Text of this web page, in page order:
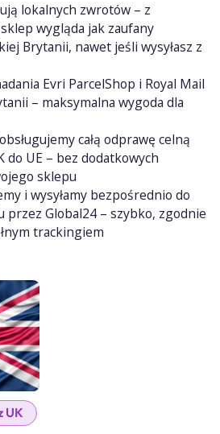
lokalnych zwrotów – z
wygląda jak zaufany
Brytanii, nawet jeśli wysyłasz z
Evri ParcelShop i Royal Mail
– maksymalna wygoda dla
całą odprawę celną
do UE – bez dodatkowych
sklepu
i wysyłamy bezpośrednio do
przez Global24 – szybko, zgodnie
trackingiem
UK